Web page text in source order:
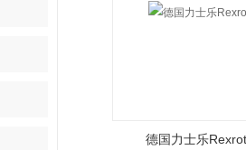
德国力士乐